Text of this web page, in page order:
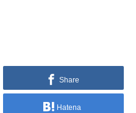
Share
Hatena